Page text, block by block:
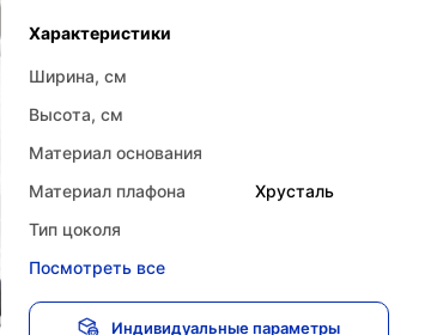
Характеристики
Ширина, см
Высота, см
Материал основания
Материал плафона
Хрусталь
Тип цоколя
Посмотреть все
Индивидуальные параметры